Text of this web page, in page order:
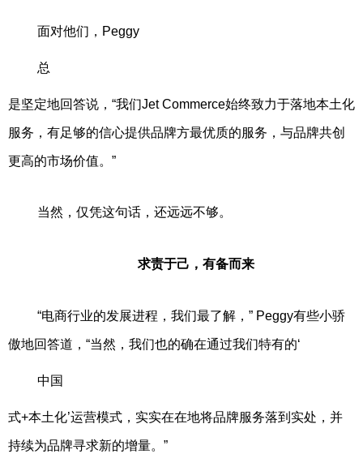
面对他们，Peggy
总
是坚定地回答说，“我们Jet Commerce始终致力于落地本土化
服务，有足够的信心提供品牌方最优质的服务，与品牌共创
更高的市场价值。”
当然，仅凭这句话，还远远不够。
求责于己，有备而来
“电商行业的发展进程，我们最了解，” Peggy有些小骄
傲地回答道，“当然，我们也的确在通过我们特有的‘
中国
式+本土化’运营模式，实实在在地将品牌服务落到实处，并
持续为品牌寻求新的增量。”